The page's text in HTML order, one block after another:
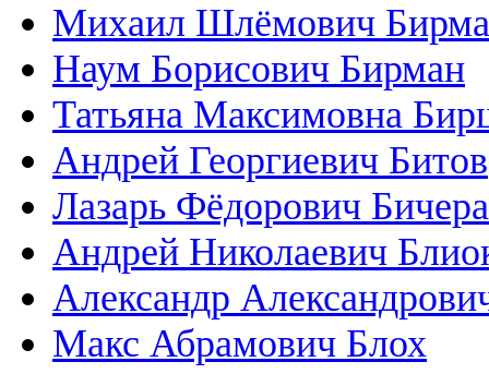
Михаил Шлёмович
Наум Борисович Бирман
Татьяна Максимовна
Андрей Георгиевич Битов
Лазарь Фёдорович
Андрей Николаевич
Александр
Макс Абрамович Блох